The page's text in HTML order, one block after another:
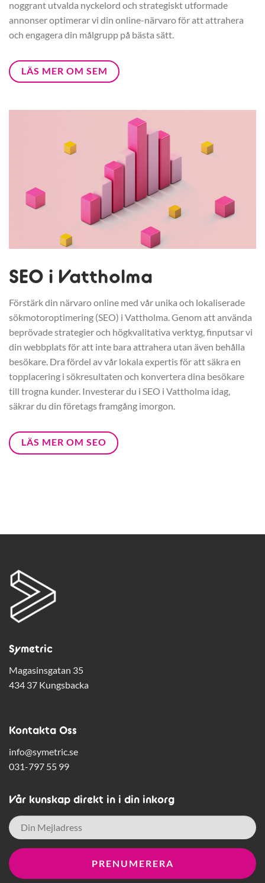
noggrant utvalda nyckelord och strategiskt utformade
annonser optimerar vi din online-närvaro för att attrahera
och engagera din målgrupp på bästa sätt.
LÄS MER OM SEM
SEO i Vattholma
Förstärk din närvaro online med vår unika och lokaliserade
sökmotoroptimering (SEO) i Vattholma. Genom att använda
beprövade strategier och högkvalitativa verktyg, finputsar vi
din webbplats för att inte bara attrahera utan även behålla
besökare. Dra fördel av vår lokala expertis för att säkra en
topplacering i sökresultaten och konvertera dina besökare
till trogna kunder. Investerar du i SEO i Vattholma idag,
säkrar du din företags framgång imorgon.
LÄS MER OM SEO
Symetric
Magasinsgatan 35
434 37 Kungsbacka
Kontakta Oss
info@symetric.se
031-797 55 99
Vår kunskap direkt in i din inkorg
E-
post *